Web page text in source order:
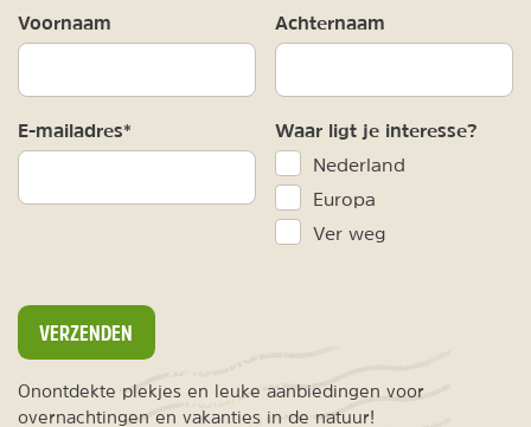
Voornaam Achternaam
E-mailadres* Waar ligt je interesse?
Nederland
Europa
Ver weg
VERZENDEN
Onontdekte plekjes en leuke aanbiedingen voor
overnachtingen en vakanties in de natuur!